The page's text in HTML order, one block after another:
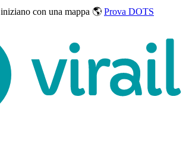
iniziano con una mappa 🌎 Prova DOTS